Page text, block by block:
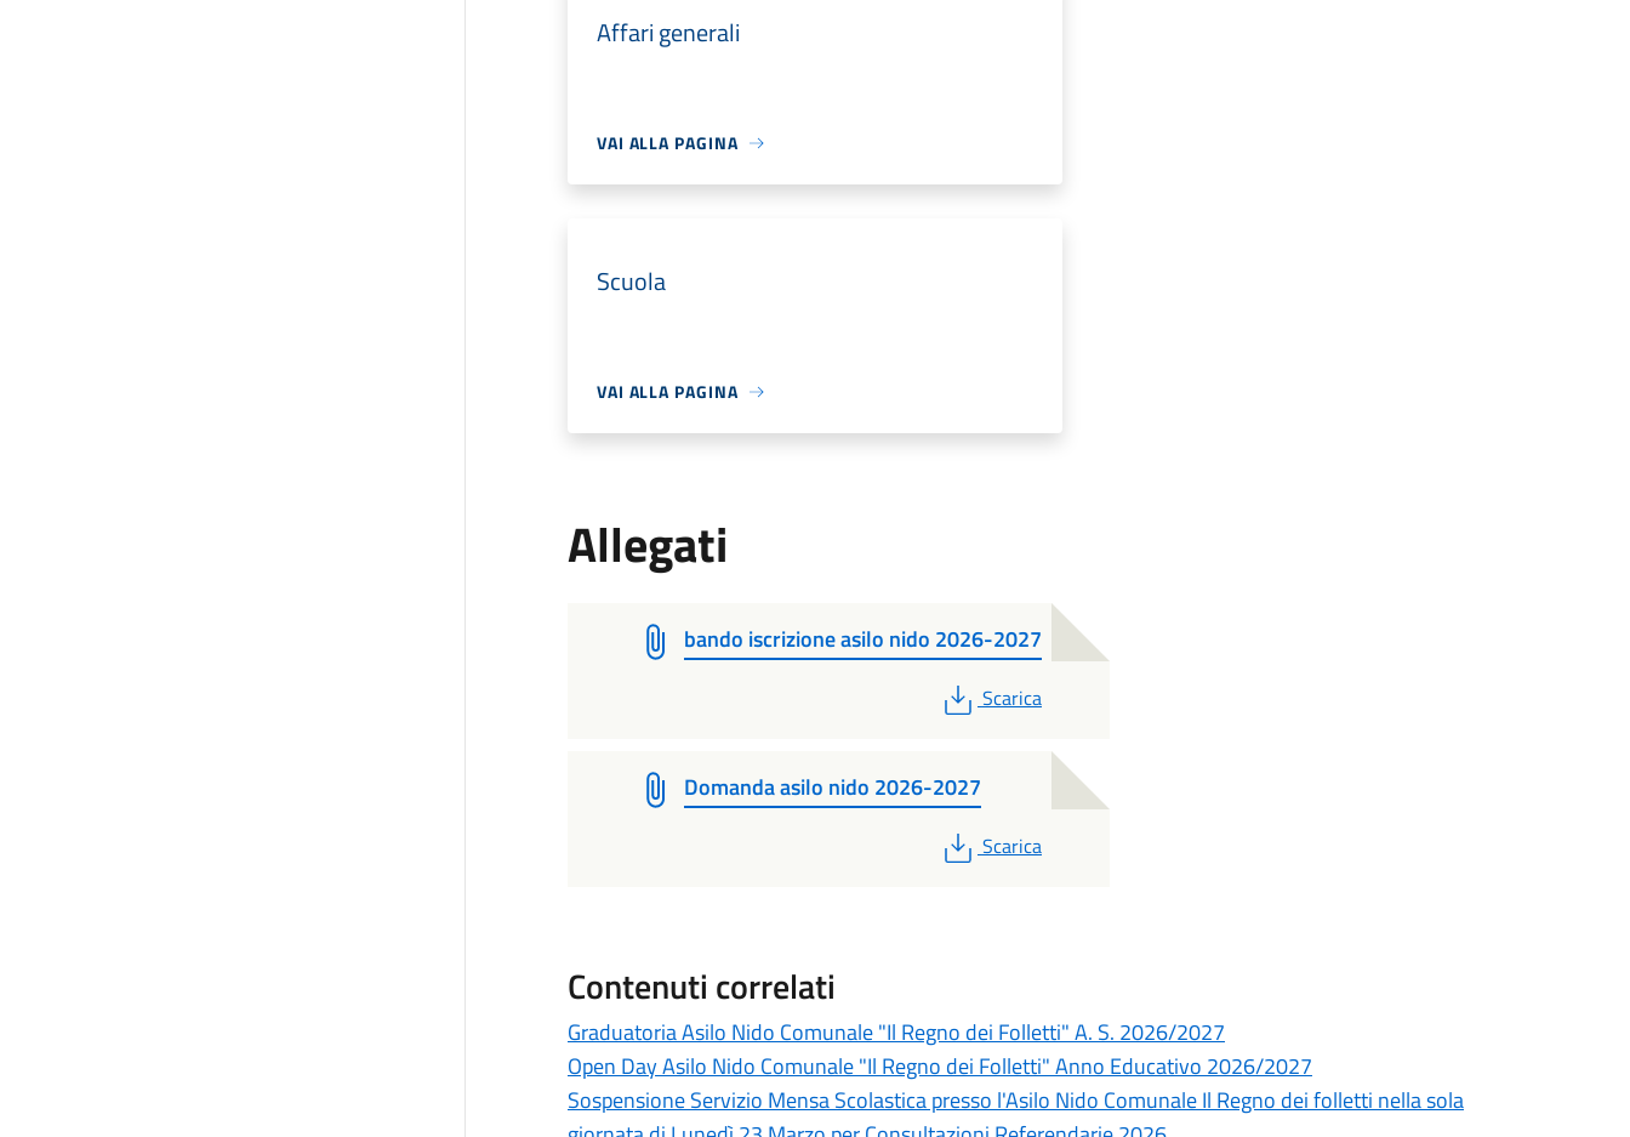
Affari generali
VAI ALLA PAGINA
Scuola
VAI ALLA PAGINA
Allegati
bando iscrizione asilo nido 2026-2027
PDF
Scarica
Domanda asilo nido 2026-2027
PDF
Scarica
Contenuti correlati
Graduatoria Asilo Nido Comunale "Il Regno dei Folletti" A. S. 2026/2027
Open Day Asilo Nido Comunale "Il Regno dei Folletti" Anno Educativo 2026/2027
Sospensione Servizio Mensa Scolastica presso l'Asilo Nido Comunale Il Regno dei folletti nella sola